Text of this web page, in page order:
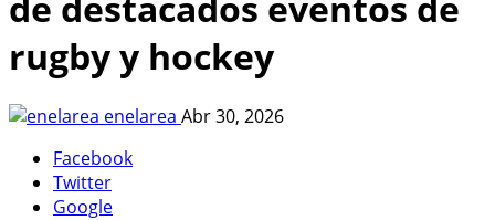
rugby y hockey
enelarea Abr 30, 2026
Facebook
Twitter
Google